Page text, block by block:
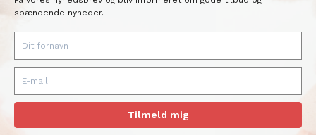
spændende nyheder.
Tilmeld mig